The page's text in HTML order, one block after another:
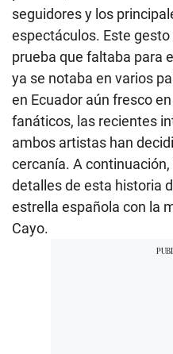
seguidores y los
espectáculos. Este
prueba que faltaba para
ya se notaba en varios
en Ecuador aún fresco
fanáticos, las recientes
ambos artistas han
cercanía. A
detalles de esta historia
estrella española con la
Cayo.